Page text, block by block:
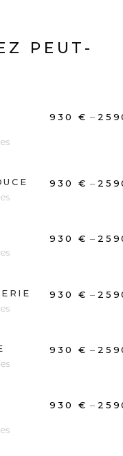
PEUT-
930 € –
930 € –
930 € –
930 € –
930 € –
930 € –